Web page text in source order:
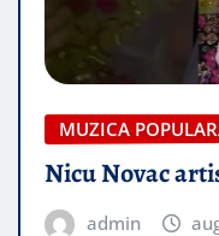
MUZICA
Nicu Novac
admin